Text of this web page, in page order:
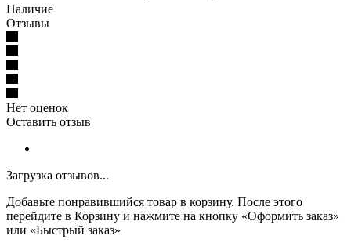
Наличие
Отзывы
Нет оценок
Оставить отзыв
Загрузка отзывов...
Добавьте понравившийся товар в корзину. После этого
перейдите в Корзину и нажмите на кнопку «Оформить заказ»
или «Быстрый заказ»